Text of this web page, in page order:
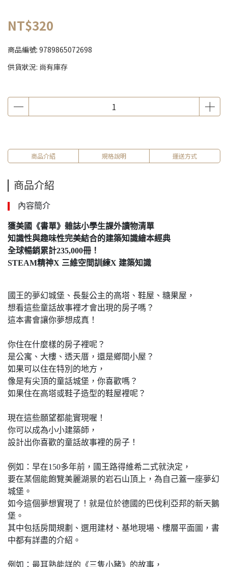
NT$320
商品編號: 9789865072698
供貨狀況: 尚有庫存
商品介紹 規格說明 運送方式
商品介紹
內容簡介
獲美國《書單》雜誌小學生課外讀物清單
知識性與趣味性完美結合的建築知識繪本經典
全球暢銷累計235,000冊！
STEAM精神X 三維空間訓練X 建築知識
國王的夢幻城堡、長髮公主的高塔、鞋屋、糖果屋，
想看這些童話故事裡才會出現的房子嗎？
這本書會讓你夢想成真！
你住在什麼樣的房子裡呢？
是公寓、大樓、透天厝，還是鄉間小屋？
如果可以住在特別的地方，
像是有尖頂的童話城堡，你喜歡嗎？
如果住在高塔或鞋子造型的鞋屋裡呢？
現在這些願望都能實現喔！
你可以成為小小建築師，
設計出你喜歡的童話故事裡的房子！
例如：早在150多年前，國王路得維希二式就決定，
要在某個能飽覽美麗湖景的岩石山頂上，為自己蓋一座夢幻
城堡。
如今這個夢想實現了！就是位於德國的巴伐利亞邦的新天鵝
堡。
其中包括房間規劃、選用建材、基地現場、樓層平面圖，書
中都有詳盡的介紹。
例如：最耳熟能詳的《三隻小豬》的故事，